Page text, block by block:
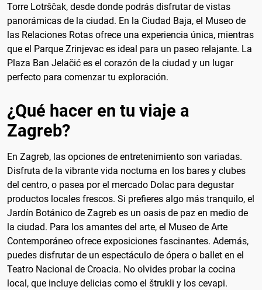
Torre Lotrščak, desde donde podrás disfrutar de vistas
panorámicas de la ciudad. En la Ciudad Baja, el Museo de
las Relaciones Rotas ofrece una experiencia única, mientras
que el Parque Zrinjevac es ideal para un paseo relajante. La
Plaza Ban Jelačić es el corazón de la ciudad y un lugar
perfecto para comenzar tu exploración.
¿Qué hacer en tu viaje a
Zagreb?
En Zagreb, las opciones de entretenimiento son variadas.
Disfruta de la vibrante vida nocturna en los bares y clubes
del centro, o pasea por el mercado Dolac para degustar
productos locales frescos. Si prefieres algo más tranquilo, el
Jardín Botánico de Zagreb es un oasis de paz en medio de
la ciudad. Para los amantes del arte, el Museo de Arte
Contemporáneo ofrece exposiciones fascinantes. Además,
puedes disfrutar de un espectáculo de ópera o ballet en el
Teatro Nacional de Croacia. No olvides probar la cocina
local, que incluye delicias como el štrukli y los cevapi.